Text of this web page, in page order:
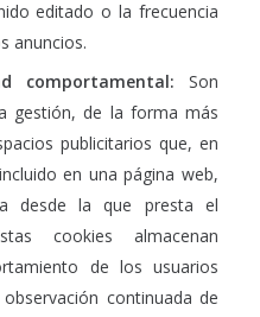
editado o la frecuencia
anuncios.
comportamental: Son
gestión, de la forma más
publicitarios que, en
en una página web,
desde la que presta el
cookies almacenan
de los usuarios
continuada de